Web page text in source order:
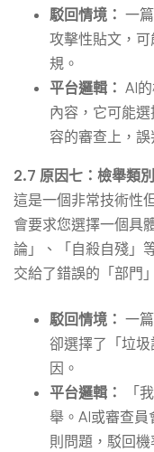
駁回情境： 一
攻擊性貼文，
規。
平台邏輯： AI
內容，它可能
容的審查上，誤
2.7 原因七：檢舉類
這是一個非常技術性
會要求您選擇一個具
論」、「自殺自殘」
交給了錯誤的「部門
駁回情境： 一
卻選擇了「垃
因。
平台邏輯：
「
舉。AI或審查
則問題，駁回機